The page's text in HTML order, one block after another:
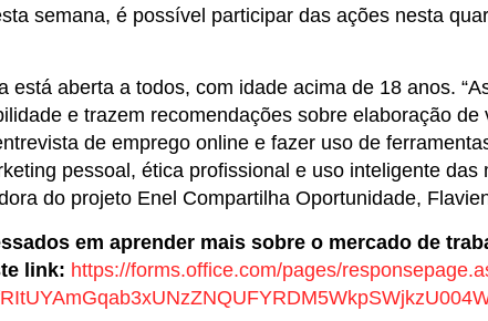
semana, é possível participar das ações nesta
está aberta a todos, com idade acima de 18 anos.
e trazem recomendações sobre elaboração
de emprego online e fazer uso de
pessoal, ética profissional e uso inteligente das
do projeto Enel Compartilha Oportunidade,
em aprender mais sobre o mercado de
link: https://forms.office.com/pages/